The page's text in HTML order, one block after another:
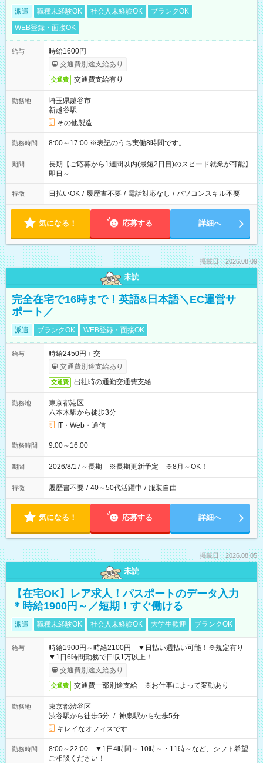
派遣 職種未経験OK 社会人未経験OK
ブランクOK
WEB登録・面接OK
給与
時給1600円
交通費別途支給あり
交通費 交通費支給有り
勤務地
埼玉県越谷市
新越谷駅
その他製造
勤務時間 8:00～17:00 ※表記のうち実働8時間です。
期間
長期【ご応募から1週間以内(最短2日目)のスピード就業が可能】
即日～
特徴 日払いOK / 履歴書不要 / 電話対応なし / パソコンスキル不要
気になる！ 応募する 詳細へ
掲載日：2026.08.09
未読
完全在宅で16時まで！英語&日本語＼EC運営サ
ポート／
派遣 ブランクOK WEB登録・面接OK
給与
時給2450円＋交
交通費別途支給あり
交通費 出社時の通勤交通費支給
勤務地
東京都港区
六本木駅から徒歩3分
IT・Web・通信
勤務時間 9:00～16:00
期間 2026/8/17～長期 ※長期更新予定 ※8月～OK！
特徴 履歴書不要 / 40～50代活躍中 / 服装自由
気になる！ 応募する 詳細へ
掲載日：2026.08.05
未読
【在宅OK】レア求人！パスポートのデータ入力
＊時給1900円～／短期！すぐ働ける
派遣 職種未経験OK 社会人未経験OK 大学生歓迎 ブランクOK
給与
時給1900円～時給2100円 ▼日払い週払い可能！※規定有り
▼1日6時間勤務で日収1万以上！
交通費別途支給あり
交通費 交通費一部別途支給 ※お仕事によって変動あり
勤務地
東京都渋谷区
渋谷駅から徒歩5分 / 神泉駅から徒歩5分
キレイなオフィスです
勤務時間
8:00～22:00 ▼1日4時間～ 10時～・11時～など、シフト希望
ご相談ください！